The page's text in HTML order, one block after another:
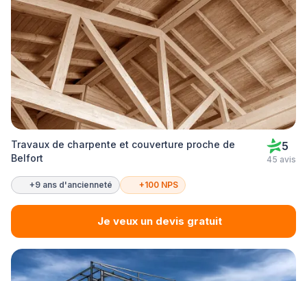
Travaux de charpente et couverture proche de
Belfort
5
45 avis
+9 ans d'ancienneté +100 NPS
Je veux un devis gratuit